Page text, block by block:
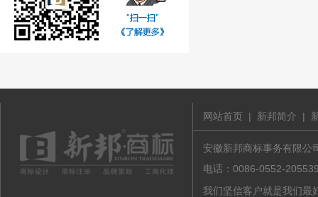
网站首页 | 新邦简介 |
安徽新邦商标事务有限公
电话：0086-0552-
我们坚信客户就是我们最